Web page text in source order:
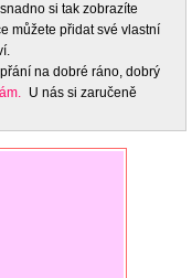
snadno si tak zobrazíte
můžete přidat své vlastní
na dobré ráno, dobrý
U nás si zaručeně